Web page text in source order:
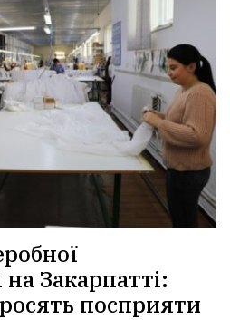
Закарпатті:
посприяти